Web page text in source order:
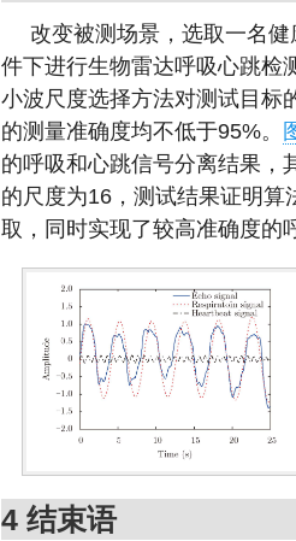
改变被测场景，选取一名
件下进行生物雷达呼吸心跳检
小波尺度选择方法对测试目标
的测量准确度均不低于95%。
的呼吸和心跳信号分离结果，
的尺度为16，测试结果证明
取，同时实现了较高准确度的
4 结束语